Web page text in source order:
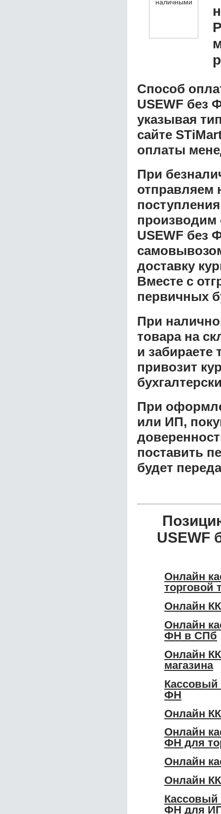
Способ
USEWF без
указывая
сайте
оплаты
При
отправляем
производим
USEWF без
доставку
Вместе с
первичных
При
товара на
и забираете
привозит
При
или ИП,
поставить
будет
USEWF
Онлайн
торговой
Онлайн
Онлайн
ФН в СПб
Онлайн
магазина
ФН
Онлайн
Онлайн
ФН для
Онлайн
Онлайн
ФН для